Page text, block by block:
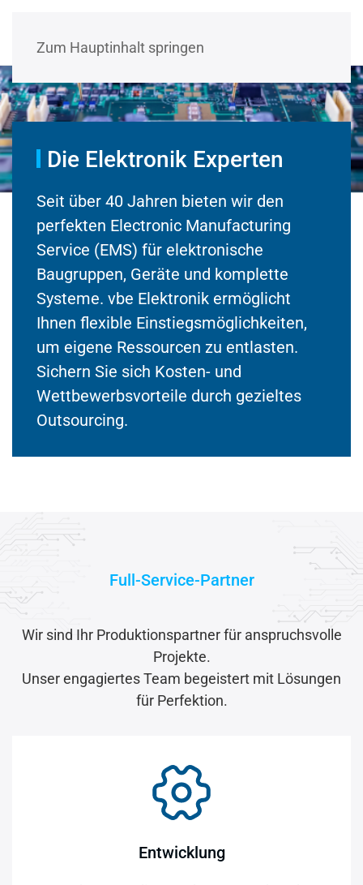
Zum Hauptinhalt springen
Die Elektronik Experten
Seit über 40 Jahren bieten wir den
perfekten Electronic Manufacturing
Service (EMS) für elektronische
Baugruppen, Geräte und komplette
Systeme. vbe Elektronik ermöglicht
Ihnen flexible Einstiegsmöglichkeiten,
um eigene Ressourcen zu entlasten.
Sichern Sie sich Kosten- und
Wettbewerbsvorteile durch gezieltes
Outsourcing.
Full-Service-Partner
Wir sind Ihr Produktionspartner für anspruchsvolle
Projekte.
Unser engagiertes Team begeistert mit Lösungen
für Perfektion.
Entwicklung